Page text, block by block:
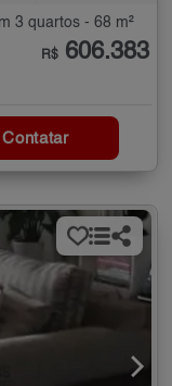
3 quartos - 68 m²
R$ 606.383
Contatar